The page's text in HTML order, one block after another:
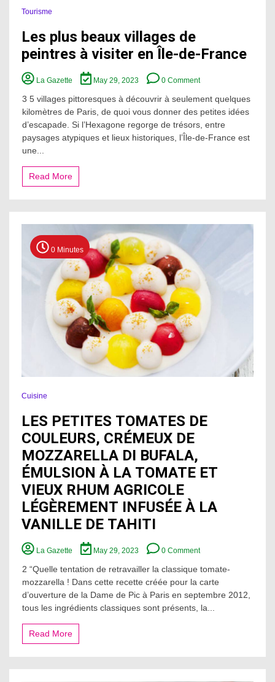
Tourisme
Les plus beaux villages de
peintres à visiter en Île-de-France
La Gazette May 29, 2023 0 CommentLes
plus
beaux
villages
de
peintres
3 5 villages pittoresques à découvrir à seulement quelques
kilomètres de Paris, de quoi vous donner des petites idées
d’escapade. Si l’Hexagone regorge de trésors, entre
paysages atypiques et lieux historiques, l’Île-de-France est
une...
Read More
0 Minutes
Cuisine
LES PETITES TOMATES DE
COULEURS, CRÉMEUX DE
MOZZARELLA DI BUFALA,
ÉMULSION À LA TOMATE ET
VIEUX RHUM AGRICOLE
LÉGÈREMENT INFUSÉE À LA
VANILLE DE TAHITI
La Gazette May 29, 2023 0 CommentLES
PETITES
DE
COULEURS,
CRÉMEUX
2 “Quelle tentation de retravailler la classique tomate-
mozzarella ! Dans cette recette créée pour la carte
d’ouverture de la Dame de Pic à Paris en septembre 2012,
tous les ingrédients classiques sont présents, la...
Read More